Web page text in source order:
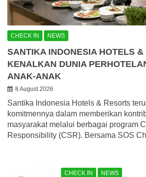
CHECK IN NEWS
SANTIKA INDONESIA HOTELS &
KENALKAN DUNIA
ANAK-ANAK
8 August 2026
Santika Indonesia Hotels & Resorts
komitmennya dalam memberikan
masyarakat melalui berbagai program
Responsibility (CSR). Bersama SOS
CHECK IN NEWS